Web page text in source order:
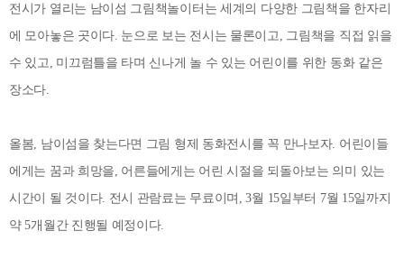
전시가 열리는 남이섬 그림책놀이터는 세계의 다양한 그림책을 한자리
에 모아놓은 곳이다. 눈으로 보는 전시는 물론이고, 그림책을 직접 읽을
수 있고, 미끄럼틀을 타며 신나게 놀 수 있는 어린이를 위한 동화 같은
장소다.
올봄, 남이섬을 찾는다면 그림 형제 동화전시를 꼭 만나보자. 어린이들
에게는 꿈과 희망을, 어른들에게는 어린 시절을 되돌아보는 의미 있는
시간이 될 것이다. 전시 관람료는 무료이며, 3월 15일부터 7월 15일까지
약 5개월간 진행될 예정이다.